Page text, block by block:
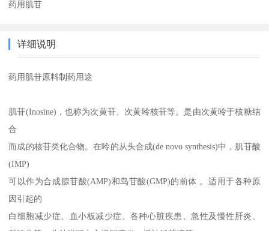
药用肌苷
详细说明
药用肌苷原料制药用途
肌苷(Inosine)，也称为次黄苷、次黄呤核苷等。是由次黄呤于核糖结
合
而成的核苷类化合物。在呤的从头合成(de novo synthesis)中，肌苷酸
(IMP)
可以作为合成腺苷酸(AMP)和鸟苷酸(GMP)的前体 。适用于各种原
因引起的
白细胞减少症、血小板减少症、各种心脏疾患、急性及慢性肝炎、